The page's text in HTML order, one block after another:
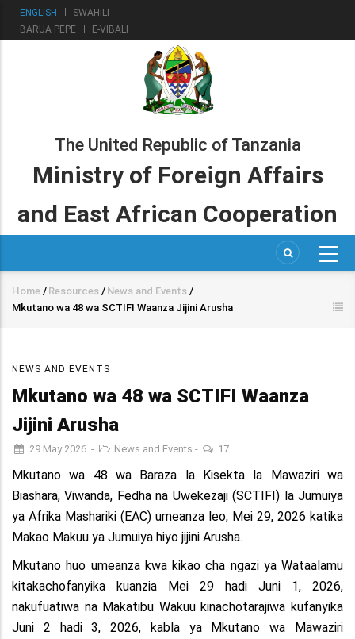
SkipENGLISH
SWAHILI
BARUA PEPE
E-VIBALI
The United Republic of Tanzania
Ministry of Foreign Affairs
and East African Cooperation
Breadcrumb
Home / Resources / News and Events /
Mkutano wa 48 wa SCTIFI Waanza Jijini Arusha
NEWS AND EVENTS
Mkutano wa 48 wa SCTIFI Waanza
Jijini Arusha
29 May 2026 - News and Events - 17
Mkutano wa 48 wa Baraza la Kisekta la Mawaziri wa
Biashara, Viwanda, Fedha na Uwekezaji (SCTIFI) la Jumuiya
ya Afrika Mashariki (EAC) umeanza leo, Mei 29, 2026 katika
Makao Makuu ya Jumuiya hiyo jijini Arusha.
Mkutano huo umeanza kwa kikao cha ngazi ya Wataalamu
kitakachofanyika kuanzia Mei 29 hadi Juni 1, 2026,
nakufuatiwa na Makatibu Wakuu kinachotarajiwa kufanyika
Juni 2 hadi 3, 2026, kabla ya Mkutano wa Mawaziri